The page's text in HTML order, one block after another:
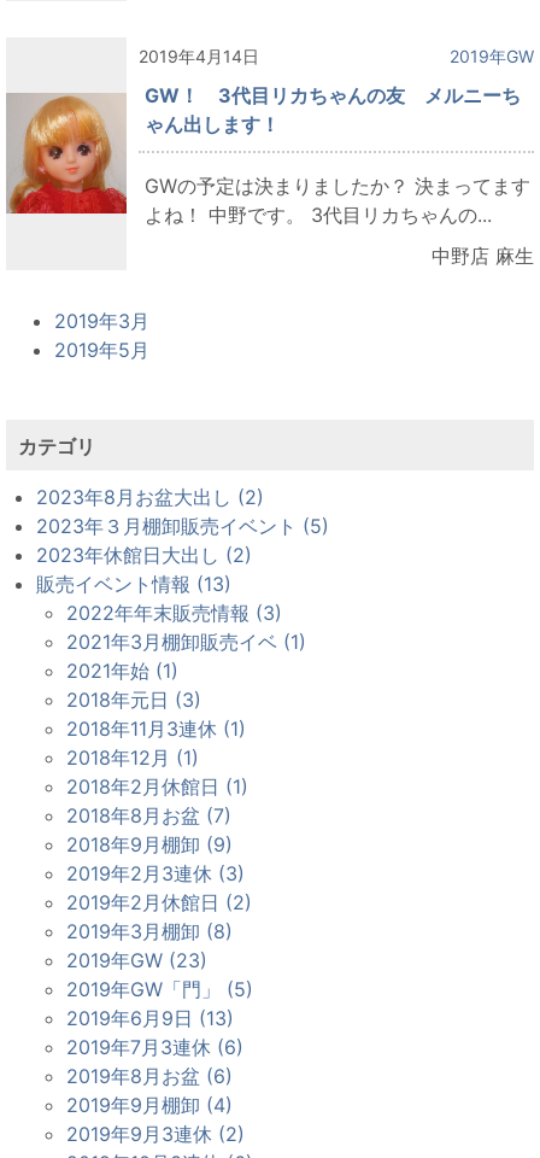
2019年4月14日 2019年GW
GW！ 3代目リカちゃんの友 メルニーち
ゃん出します！
GWの予定は決まりましたか？ 決まってます
よね！ 中野です。 3代目リカちゃんの...
中野店 麻生
2019年3月
2019年5月
カテゴリ
2023年8月お盆大出し (2)
2023年３月棚卸販売イベント (5)
2023年休館日大出し (2)
販売イベント情報 (13)
2022年年末販売情報 (3)
2021年3月棚卸販売イベ (1)
2021年始 (1)
2018年元日 (3)
2018年11月3連休 (1)
2018年12月 (1)
2018年2月休館日 (1)
2018年8月お盆 (7)
2018年9月棚卸 (9)
2019年2月3連休 (3)
2019年2月休館日 (2)
2019年3月棚卸 (8)
2019年GW (23)
2019年GW「門」 (5)
2019年6月9日 (13)
2019年7月3連休 (6)
2019年8月お盆 (6)
2019年9月棚卸 (4)
2019年9月3連休 (2)